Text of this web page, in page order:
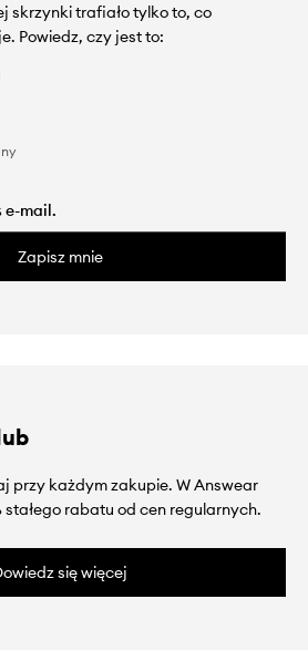
skrzynki trafiało tylko to, co
Powiedz, czy jest to:
Zapisz mnie
przy każdym zakupie. W Answear
stałego rabatu od cen regularnych.
się więcej